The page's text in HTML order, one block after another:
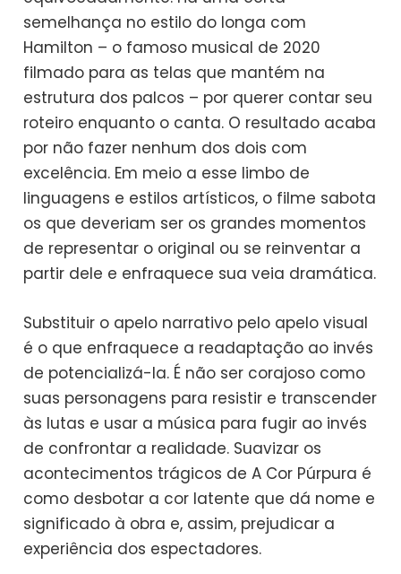
semelhança no estilo do longa com
Hamilton – o famoso musical de 2020
filmado para as telas que mantém na
estrutura dos palcos – por querer contar seu
roteiro enquanto o canta. O resultado acaba
por não fazer nenhum dos dois com
excelência. Em meio a esse limbo de
linguagens e estilos artísticos, o filme sabota
os que deveriam ser os grandes momentos
de representar o original ou se reinventar a
partir dele e enfraquece sua veia dramática.
Substituir o apelo narrativo pelo apelo visual
é o que enfraquece a readaptação ao invés
de potencializá-la. É não ser corajoso como
suas personagens para resistir e transcender
às lutas e usar a música para fugir ao invés
de confrontar a realidade. Suavizar os
acontecimentos trágicos de A Cor Púrpura é
como desbotar a cor latente que dá nome e
significado à obra e, assim, prejudicar a
experiência dos espectadores.